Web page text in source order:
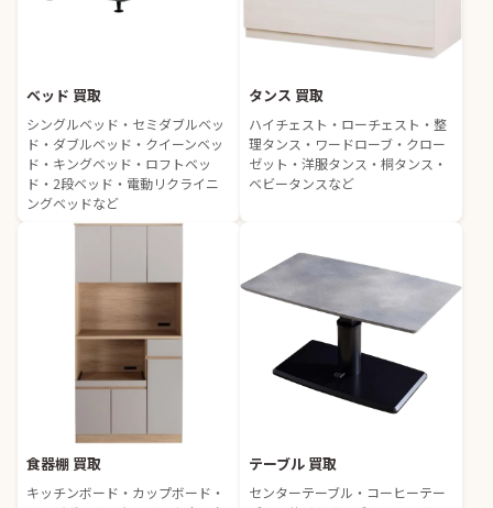
ベッド 買取
シングルベッド・セミダブルベッ
ド・ダブルベッド・クイーンベッ
ド・キングベッド・ロフトベッ
ド・2段ベッド・電動リクライニ
ングベッドなど
タンス 買取
ハイチェスト・ローチェスト・整
理タンス・ワードローブ・クロー
ゼット・洋服タンス・桐タンス・
ベビータンスなど
食器棚 買取
キッチンボード・カップボード・
テーブル 買取
センターテーブル・コーヒーテー